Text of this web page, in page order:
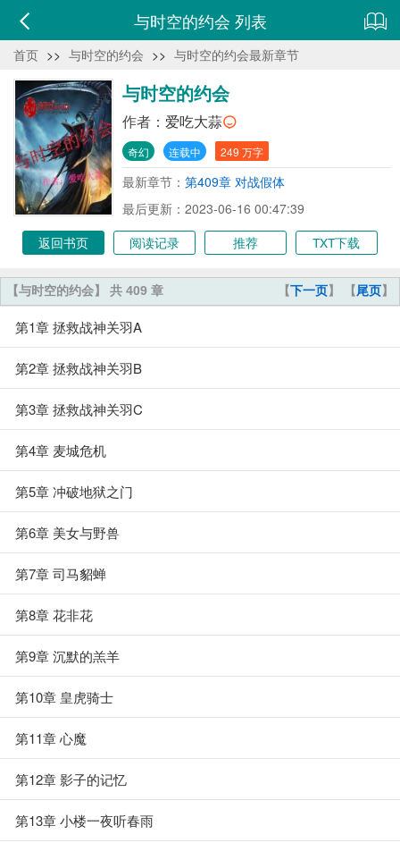
与时空的约会 列表
首页 >> 与时空的约会 >> 与时空的约会最新章节
与时空的约会
作者： 爱吃大蒜
奇幻 连载中 249 万字
最新章节： 第409章 对战假体
最后更新：2023-06-16 00:47:39
返回书页
阅读记录 推荐 TXT下载
【下一页】 【尾页】
【与时空的约会】 共 409 章
第1章 拯救战神关羽A
第2章 拯救战神关羽B
第3章 拯救战神关羽C
第4章 麦城危机
第5章 冲破地狱之门
第6章 美女与野兽
第7章 司马貂蝉
第8章 花非花
第9章 沉默的羔羊
第10章 皇虎骑士
第11章 心魔
第12章 影子的记忆
第13章 小楼一夜听春雨